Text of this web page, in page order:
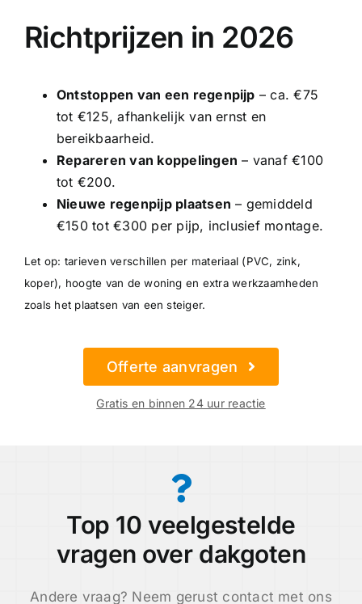
Richtprijzen in 2026
Ontstoppen van een regenpijp – ca. €75
tot €125, afhankelijk van ernst en
bereikbaarheid.
Repareren van koppelingen – vanaf €100
tot €200.
Nieuwe regenpijp plaatsen – gemiddeld
€150 tot €300 per pijp, inclusief montage.
Let op: tarieven verschillen per materiaal (PVC, zink,
koper), hoogte van de woning en extra werkzaamheden
zoals het plaatsen van een steiger.
Offerte aanvragen
Gratis en binnen 24 uur reactie
Top 10 veelgestelde
vragen over dakgoten
Andere vraag? Neem gerust contact met ons